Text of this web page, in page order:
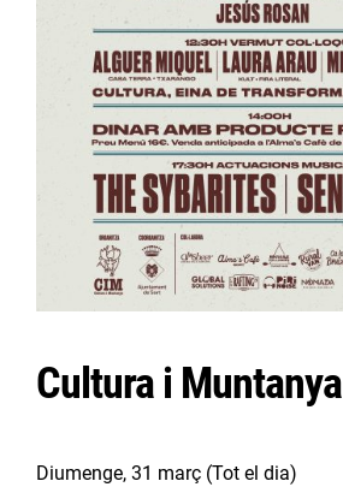
Cultura i Muntanya
Diumenge, 31 març (Tot el dia)